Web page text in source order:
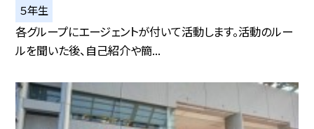
５年生
各グループにエージェントが付いて活動します。活動のルー
ルを聞いた後、自己紹介や簡...